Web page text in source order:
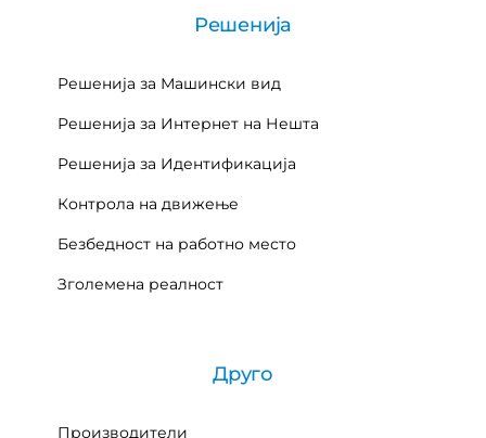
Решенија
Решенија за Машински вид
Решенија за Интернет на Нешта
Решенија за Идентификација
Контрола на движење
Безбедност на работно место
Зголемена реалност
Друго
Производители